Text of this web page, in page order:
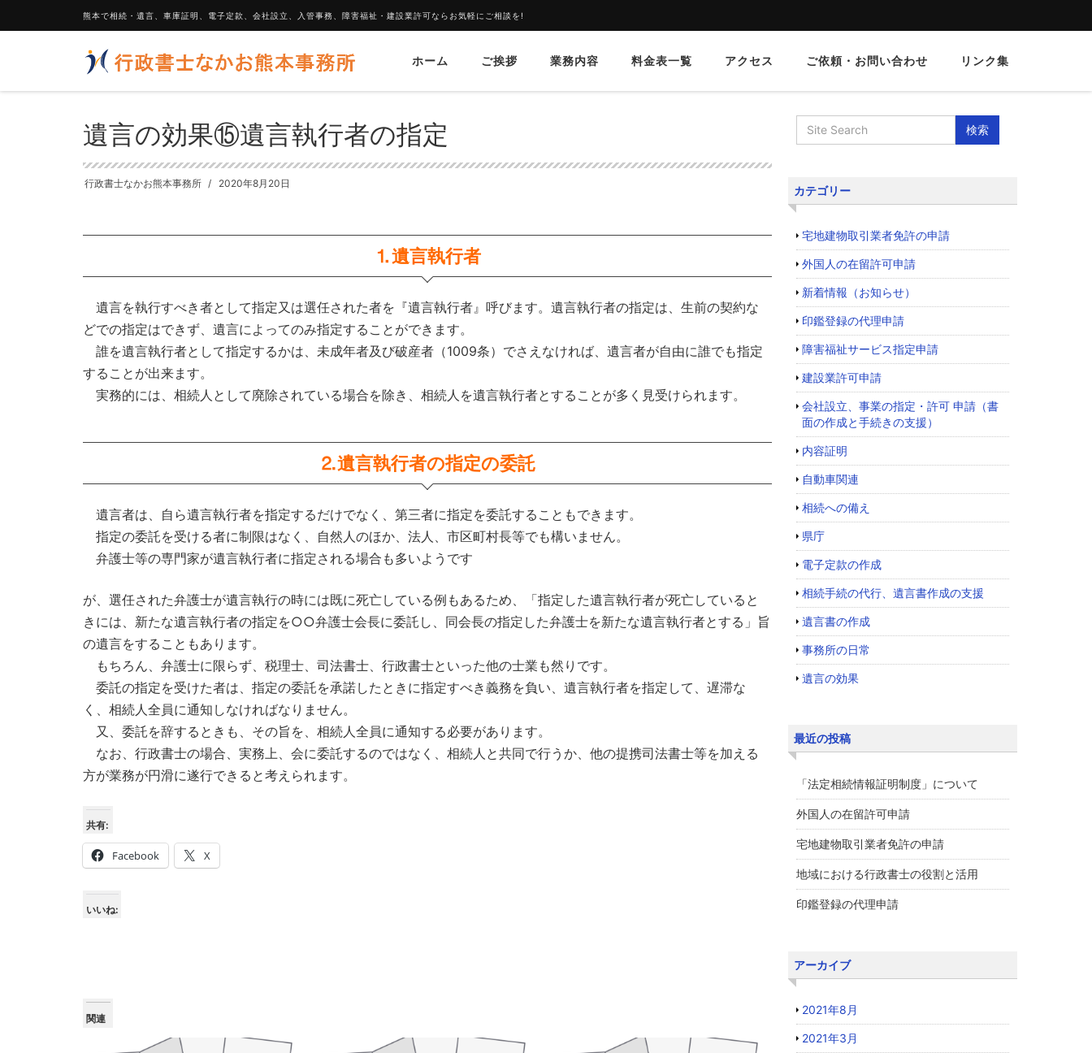
熊本で相続・遺言、車庫証明、電子定款、会社設立、入管事務、障害福祉・建設業許可ならお気軽にご相談を!
ホーム ご挨拶 業務内容 料金表一覧 アクセス ご依頼・お問い合わせ リンク集
HOME 相続手続の代行、遺言書作成の支援 遺言の効果⑮遺言執行者の指定
遺言の効果⑮遺言執行者の指定
行政書士なかお熊本事務所 2020年8月20日
⒈遺言執行者
遺言を執行すべき者として指定又は選任された者を『遺言執行者』呼びます。遺言執行者の指定は、生前の契約な
どでの指定はできず、遺言によってのみ指定することができます。
誰を遺言執行者として指定するかは、未成年者及び破産者（1009条）でさえなければ、遺言者が自由に誰でも指定
することが出来ます。
実務的には、相続人として廃除されている場合を除き、相続人を遺言執行者とすることが多く見受けられます。
⒉遺言執行者の指定の委託
遺言者は、自ら遺言執行者を指定するだけでなく、第三者に指定を委託することもできます。
指定の委託を受ける者に制限はなく、自然人のほか、法人、市区町村長等でも構いません。
弁護士等の専門家が遺言執行者に指定される場合も多いようです
が、選任された弁護士が遺言執行の時には既に死亡している例もあるため、「指定した遺言執行者が死亡していると
きには、新たな遺言執行者の指定を○○弁護士会長に委託し、同会長の指定した弁護士を新たな遺言執行者とする」旨
の遺言をすることもあります。
もちろん、弁護士に限らず、税理士、司法書士、行政書士といった他の士業も然りです。
委託の指定を受けた者は、指定の委託を承諾したときに指定すべき義務を負い、遺言執行者を指定して、遅滞な
く、相続人全員に通知しなければなりません。
又、委託を辞するときも、その旨を、相続人全員に通知する必要があります。
なお、行政書士の場合、実務上、会に委託するのではなく、相続人と共同で行うか、他の提携司法書士等を加える
方が業務が円滑に遂行できると考えられます。
共有:
Facebook X
いいね:
関連
カテゴリー
宅地建物取引業者免許の申請
外国人の在留許可申請
新着情報（お知らせ）
印鑑登録の代理申請
障害福祉サービス指定申請
建設業許可申請
会社設立、事業の指定・許可 申請（書
面の作成と手続きの支援）
内容証明
自動車関連
相続への備え
県庁
電子定款の作成
相続手続の代行、遺言書作成の支援
遺言書の作成
事務所の日常
遺言の効果
最近の投稿
「法定相続情報証明制度」について
外国人の在留許可申請
宅地建物取引業者免許の申請
地域における行政書士の役割と活用
印鑑登録の代理申請
アーカイブ
2021年8月
2021年3月